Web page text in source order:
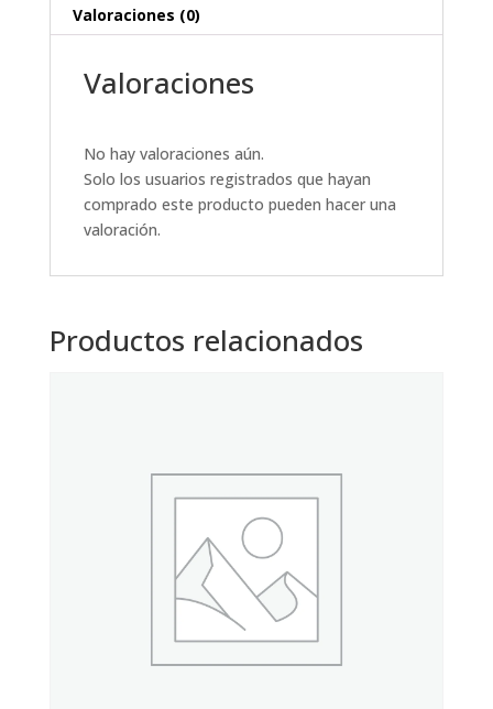
Valoraciones (0)
Valoraciones
No hay valoraciones aún.
Solo los usuarios registrados que hayan
comprado este producto pueden hacer una
valoración.
Productos relacionados